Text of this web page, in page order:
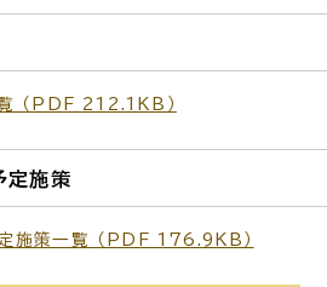
（PDF 212.1KB）
定施策
施策一覧 （PDF 176.9KB）